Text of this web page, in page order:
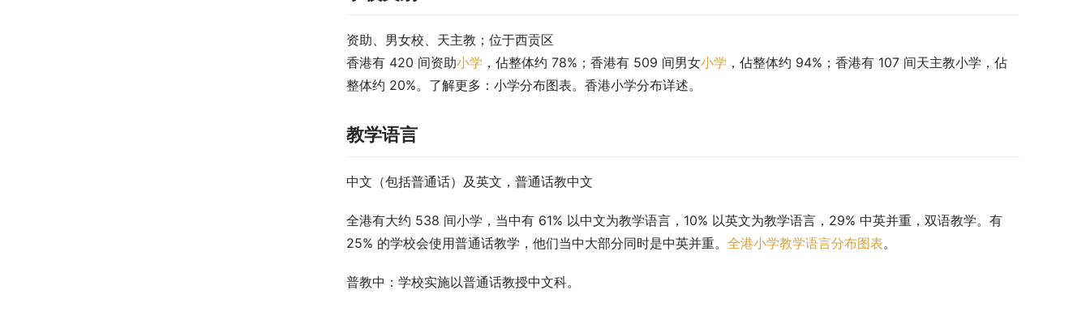
资助、男女校、天主教；位于西贡区
香港有 420 间资助小学 ，佔整体约 78%；香港有 509 间男女小学 ，佔整体约 94%；香港有 107 间天主教小学，佔
整体约 20%。了解更多：小学分布图表。香港小学分布详述。
教学语言
中文（包括普通话）及英文，普通话教中文
全港有大约 538 间小学，当中有 61% 以中文为教学语言，10% 以英文为教学语言，29% 中英并重，双语教学。有
25% 的学校会使用普通话教学，他们当中大部分同时是中英并重。 全港小学教学语言分布图表。
普教中 ：学校实施以普通话教授中文科。